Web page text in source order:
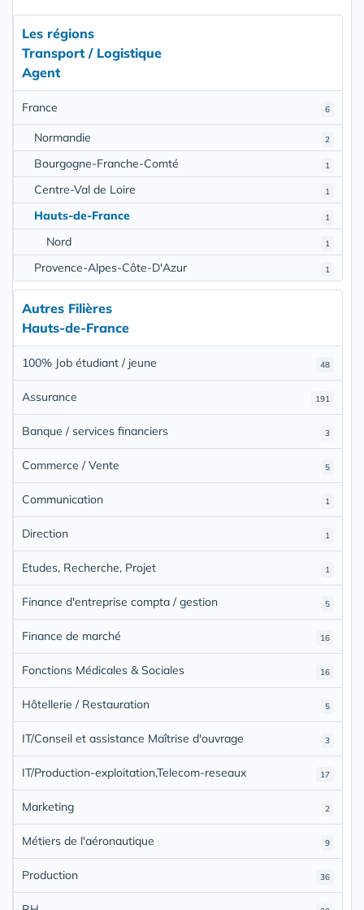
Les régions
Transport / Logistique
Agent
6
France
2
Normandie
1
Bourgogne-Franche-Comté
1
Centre-Val de Loire
1
Hauts-de-France
1
Nord
1
Provence-Alpes-Côte-D'Azur
Autres Filières
Hauts-de-France
48
100% Job étudiant / jeune
191
Assurance
3
Banque / services financiers
5
Commerce / Vente
1
Communication
1
Direction
1
Etudes, Recherche, Projet
5
Finance d'entreprise compta / gestion
16
Finance de marché
16
Fonctions Médicales & Sociales
5
Hôtellerie / Restauration
3
IT/Conseil et assistance Maîtrise d'ouvrage
17
IT/Production-exploitation,Telecom-reseaux
2
Marketing
9
Métiers de l'aéronautique
36
Production